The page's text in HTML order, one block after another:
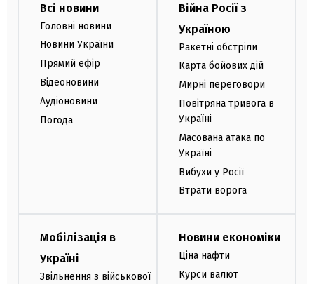
Всі новини
Головні новини
Новини України
Прямий ефір
Відеоновини
Аудіоновини
Погода
Війна Росії з
Україною
Ракетні обстріли
Карта бойових дій
Мирні переговори
Повітряна тривога в
Україні
Масована атака по
Україні
Вибухи у Росії
Втрати ворога
Мобілізація в
Україні
Звільнення з військової
Новини економіки
Ціна нафти
Курси валют